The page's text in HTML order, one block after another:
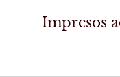
Impresos